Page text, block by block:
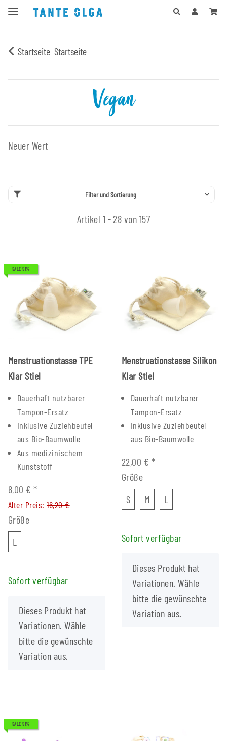
Startseite Startseite
Vegan
Neuer Wert
Filter und Sortierung
Artikel 1 - 28 von 157
SALE 51%
Menstruationstasse TPE
Klar Stiel
Dauerhaft nutzbarer
Tampon-Ersatz
Inklusive Zuziehbeutel
aus Bio-Baumwolle
Aus medizinischem
Kunststoff
8,00 €*
Alter Preis:16,20 €
Größe
L
Sofort verfügbar
x
Dieses Produkt hat
Variationen. Wähle
bitte die gewünschte
Variation aus.
Menstruationstasse Silikon
Klar Stiel
Dauerhaft nutzbarer
Tampon-Ersatz
Inklusive Zuziehbeutel
aus Bio-Baumwolle
22,00 € *
Größe
SS M L
Sofort verfügbar
x
Dieses Produkt hat
Variationen. Wähle
bitte die gewünschte
Variation aus.
SALE 51%